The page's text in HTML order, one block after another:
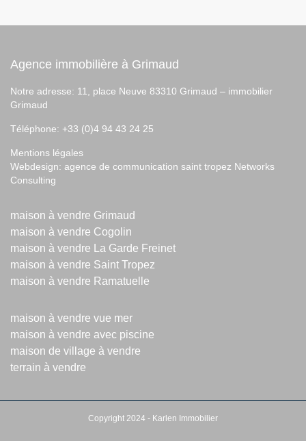
Agence immobilière à Grimaud
Notre adresse: 11, place Neuve 83310 Grimaud – immobilier
Grimaud
Téléphone: +33 (0)4 94 43 24 25
Mentions légales
Webdesign: agence de communication saint tropez Networks
Consulting
maison à vendre Grimaud
maison à vendre Cogolin
maison à vendre La Garde Freinet
maison à vendre Saint Tropez
maison à vendre Ramatuelle
maison à vendre vue mer
maison à vendre avec piscine
maison de village à vendre
terrain à vendre
Copyright 2024 - Karlen Immobilier